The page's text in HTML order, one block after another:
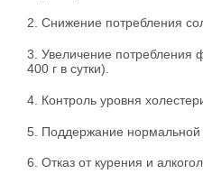
2. Снижение потребления
3. Увеличение потребления
400 г в сутки).
4. Контроль уровня
5. Поддержание нормальной
6. Отказ от курения и